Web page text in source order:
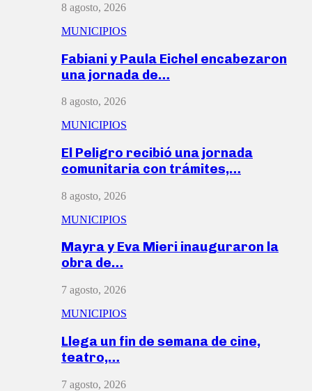
8 agosto, 2026
MUNICIPIOS
Fabiani y Paula Eichel encabezaron
una jornada de…
8 agosto, 2026
MUNICIPIOS
El Peligro recibió una jornada
comunitaria con trámites,…
8 agosto, 2026
MUNICIPIOS
Mayra y Eva Mieri inauguraron la
obra de…
7 agosto, 2026
MUNICIPIOS
Llega un fin de semana de cine,
teatro,…
7 agosto, 2026